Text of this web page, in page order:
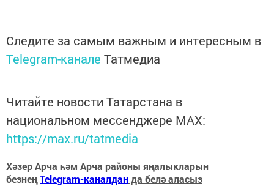
Следите за самым важным и интересным в
Telegram-канале Татмедиа
Читайте новости Татарстана в
национальном мессенджере MАХ:
https://max.ru/tatmedia
Хәзер Арча һәм Арча районы яңалыкларын
безнеңTelegram-каналданда белә аласыз